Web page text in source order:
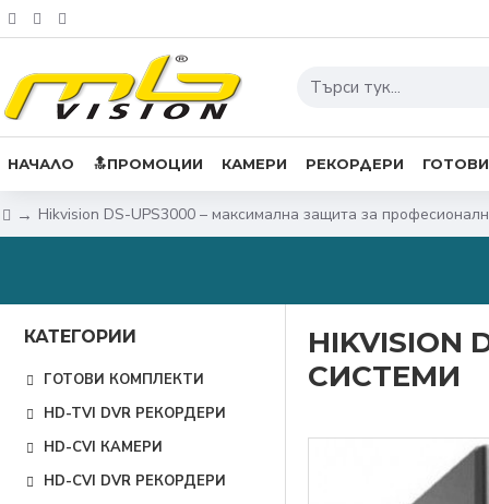
НАЧАЛО 🔝ПРОМОЦИИ КАМЕРИ РЕКОРДЕРИ
Hikvision DS-UPS3000 – максимална защита за
КАТЕГОРИИ
ГОТОВИ КОМПЛЕКТИ
HD-TVI DVR РЕКОРДЕРИ
HD-CVI КАМЕРИ
HD-CVI DVR РЕКОРДЕРИ
СИСТЕМИ